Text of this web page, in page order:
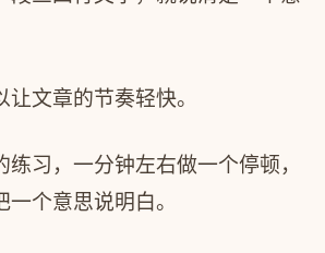
文章的节奏轻快。
习，一分钟左右做一个停顿，
个意思说明白。